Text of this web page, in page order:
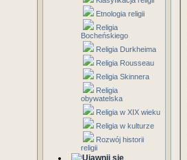
Etnologia religii
Religia
Bocheńskiego
Religia Durkheima
Religia Rousseau
Religia Skinnera
Religia
obywatelska
Religia w XIX wieku
Religia w kulturze
Rozwój historii
religii